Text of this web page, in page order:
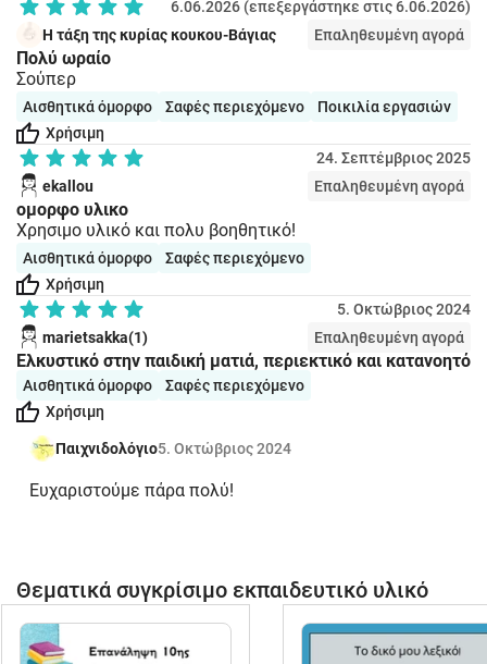
6.06.2026 (επεξεργάστηκε στις 6.06.2026)
Η τάξη της κυρίας κουκου-Βάγιας
Επαληθευμένη αγορά
Πολύ ωραίο
Σούπερ
Αισθητικά όμορφο Σαφές περιεχόμενο
Ποικιλία εργασιών
Χρήσιμη
24. Σεπτέμβριος 2025
ekallou
Επαληθευμένη αγορά
ομορφο υλικο
Χρησιμο υλικό και πολυ βοηθητικό!
Αισθητικά όμορφο
Σαφές περιεχόμενο
Χρήσιμη
5. Οκτώβριος 2024
marietsakka(1)
Επαληθευμένη αγορά
Ελκυστικό στην παιδική ματιά, περιεκτικό και κατανοητό
Αισθητικά όμορφο
Σαφές περιεχόμενο
Χρήσιμη
Παιχνιδολόγιο5. Οκτώβριος 2024
Eυχαριστούμε πάρα πολύ!
Θεματικά συγκρίσιμο εκπαιδευτικό υλικό